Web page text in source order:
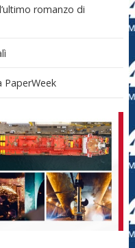
romanzo di
PaperWeek